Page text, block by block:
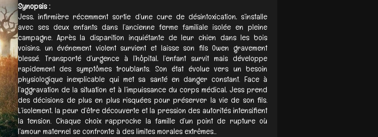
Synopsis :
Jess, infirmière récemment sortie d’une cure de désintoxication, s’installe
avec ses deux enfants dans l’ancienne ferme familiale isolée en pleine
campagne. Après la disparition inquiétante de leur chien dans les bois
voisins, un événement violent survient et laisse son fils Owen gravement
blessé. Transporté d’urgence à l’hôpital, l’enfant survit mais développe
rapidement des symptômes troublants. Son état évolue vers un besoin
physiologique inexplicable qui met sa santé en danger constant. Face à
l’aggravation de la situation et à l’impuissance du corps médical, Jess prend
des décisions de plus en plus risquées pour préserver la vie de son fils.
L’isolement, la peur d’être découverte et la pression des autorités intensifient
la tension. Chaque choix rapproche la famille d’un point de rupture où
l’amour maternel se confronte à des limites morales extrêmes...